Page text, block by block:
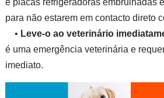
para não estarem em contacto direto
• Leve-o ao veterinário
é uma emergência veterinária e
imediato.